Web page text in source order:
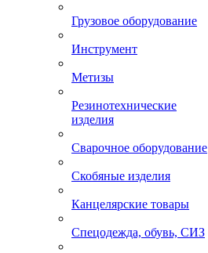
Грузовое оборудование
Инструмент
Метизы
Резинотехнические
изделия
Сварочное оборудование
Скобяные изделия
Канцелярские товары
Спецодежда, обувь, СИЗ